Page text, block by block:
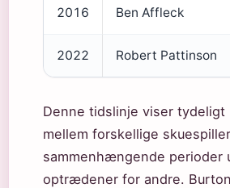
2016 Ben Affleck
2022 Robert Pattinson
Denne tidslinje viser
mellem forskellige
sammenhængende perioder
optrædener for andre.